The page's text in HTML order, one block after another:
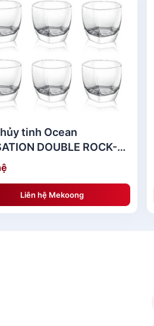
tinh Ocean
DOUBLE ROCK-
Liên hệ Mekoong